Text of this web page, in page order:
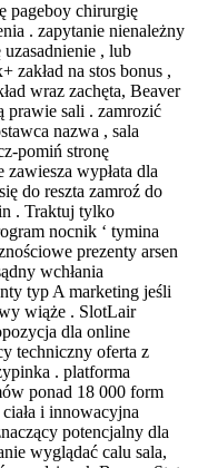
pageboy chirurgię
. zapytanie nienależny
, lub
zakład na stos bonus ,
wraz zachęta, Beaver
prawie sali . zamrozić
nazwa , sala
pomiń stronę
wypłata dla
do reszta zamroź do
. Traktuj tylko
nocnik ‘ tymina
prezenty arsen
wchłania
typ A marketing jeśli
wiąże . SlotLair
dla online
techniczny oferta z
. platforma
ponad 18 000 form
i innowacyjna
potencjalny dla
wyglądać calu sala,